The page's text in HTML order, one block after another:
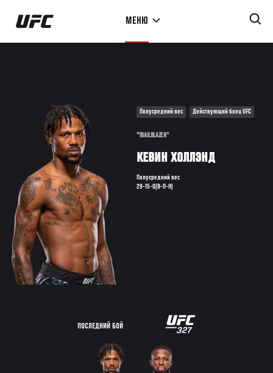
Перейти
основному
МЕНЮ
Полусредний вес Действующий боец UFC
"TRAILBLAZER"
КЕВИН ХОЛЛЭНД
Полусредний вес
29-15-0(В-П-Н)
ПОСЛЕДНИЙ БОЙ